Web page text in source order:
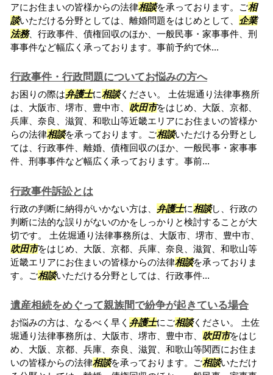
アにお住まいの皆様からの法律相談を承っております。ご相
談いただける分野としては、離婚問題をはじめとして、 企業
法務、行政事件、債権回収のほか、一般民事・家事事件、刑
事事件など幅広く承っております。事前予約で休...
行政事件・行政問題についてお悩みの方へ
お困りの際は弁護士に相談ください。 土佐堀通り法律事務所
は、大阪市、堺市、豊中市、 吹田市をはじめ、大阪、京都、
兵庫、奈良、滋賀、和歌山等近畿エリアにお住まいの皆様か
らの法律相談を承っております。ご相談いただける分野とし
ては、行政事件、離婚、債権回収のほか、一般民事・家事事
件、刑事事件など幅広く承っております。事前...
行政事件訴訟とは
行政の判断に納得がいかない方は、 弁護士に相談し、行政の
判断に法的な誤りがないのかをしっかりと検討することが大
切です。 土佐堀通り法律事務所は、大阪市、堺市、豊中市、
吹田市をはじめ、大阪、京都、兵庫、奈良、滋賀、和歌山等
近畿エリアにお住まいの皆様からの法律相談を承っておりま
す。ご相談いただける分野としては、行政事件...
遺産相続をめぐって親族間で紛争が起きている場合
お悩みの方は、なるべく早く 弁護士にご相談ください。 土佐
堀通り法律事務所は、大阪市、堺市、豊中市、 吹田市をはじ
め、大阪、京都、兵庫、奈良、滋賀、和歌山等関西にお住ま
いの皆様からの法律相談を承っております。ご相談いただけ